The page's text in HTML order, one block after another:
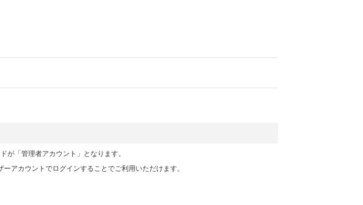
が「管理者アカウント」となります。
アカウントでログインすることでご利用いただけます。